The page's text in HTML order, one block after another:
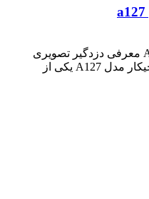
دزدگیر تصویری ماجیکار مدل A127 معرفی دزدگیر تصویری
ماجیکار A127 دزدگیر تصویری ماجیکار مدل A127 یکی از